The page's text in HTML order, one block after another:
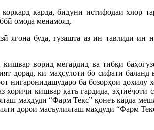
карда, бидуни истифодаи хлор
омода менамояд.
ягона буда, гузашта аз ин тавлиди ин
ворид мегардид ва тибқи
дорад, ки маҳсулоти бо сифати баланд
нигаронидашударо ба бозорҳои дохилу
кишвар қатъ гардида, эҳтиёҷоти
маҳдуди “Фарм Текс” қонеъ карда
дорои масъулияташ маҳдуди “Фарм